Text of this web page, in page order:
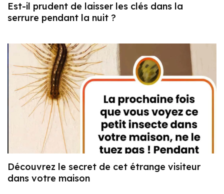
Est-il prudent de laisser les clés dans la
serrure pendant la nuit ?
Découvrez le secret de cet étrange visiteur
dans votre maison